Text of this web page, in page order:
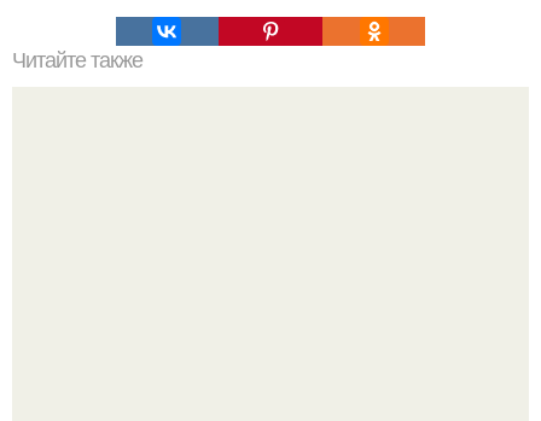
Читайте также